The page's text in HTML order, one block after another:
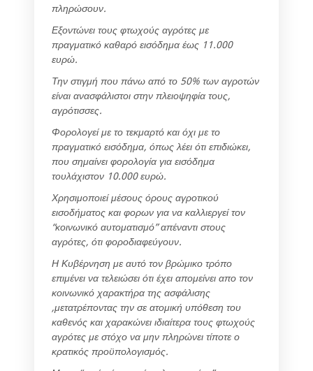
πληρώσουν.
Εξοντώνει τους φτωχούς αγρότες με
πραγματικό καθαρό εισόδημα έως 11.000
ευρώ.
Την στιγμή που πάνω από το 50% των αγροτών
είναι ανασφάλιστοι στην πλειοψηφία τους,
αγρότισσες.
Φορολογεί με το τεκμαρτό και όχι με το
πραγματικό εισόδημα, όπως λέει ότι επιδιώκει,
που σημαίνει φορολογία για εισόδημα
τουλάχιστον 10.000 ευρώ.
Χρησιμοποιεί μέσους όρους αγροτικού
εισοδήματος και φορων για να καλλιεργεί τον
“κοινωνικό αυτοματισμό” απέναντι στους
αγρότες, ότι φοροδιαφεύγουν.
Η Κυβέρνηση με αυτό τον βρώμικο τρόπο
επιμένει να τελειώσει ότι έχει απομείνει απο τον
κοινωνικό χαρακτήρα της ασφάλισης
,μετατρέποντας την σε ατομική υπόθεση του
καθενός και χαρακώνει ιδιαίτερα τους φτωχούς
αγρότες με στόχο να μην πληρώνει τίποτε ο
κρατικός προϋπολογισμός.